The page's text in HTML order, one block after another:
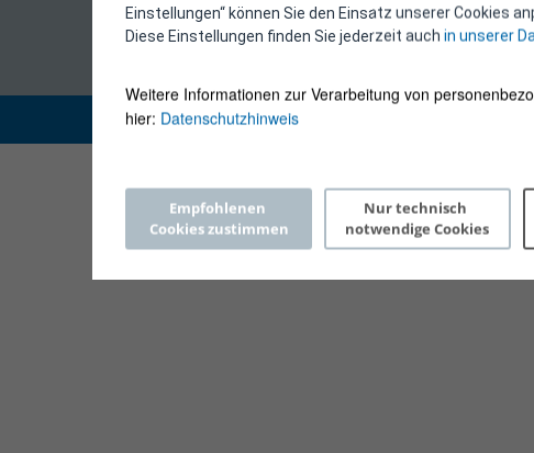
Einstellungen“ können Sie den Einsatz unserer Cookies
Diese Einstellungen finden Sie jederzeit auch in unserer
Weitere Informationen zur Verarbeitung von
hier: Datenschutzhinweis
Empfohlenen
Cookies zustimmen
Nur technisch
notwendige Cookies